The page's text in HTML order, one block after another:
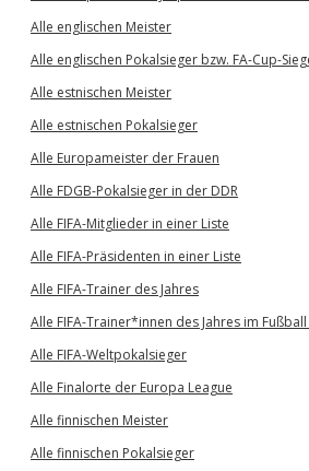
Alle englischen Meister
Alle englischen Pokalsieger bzw. FA-Cup-
Alle estnischen Meister
Alle estnischen Pokalsieger
Alle Europameister der Frauen
Alle FDGB-Pokalsieger in der DDR
Alle FIFA-Mitglieder in einer Liste
Alle FIFA-Präsidenten in einer Liste
Alle FIFA-Trainer des Jahres
Alle FIFA-Trainer*innen des Jahres im
Alle FIFA-Weltpokalsieger
Alle Finalorte der Europa League
Alle finnischen Meister
Alle finnischen Pokalsieger